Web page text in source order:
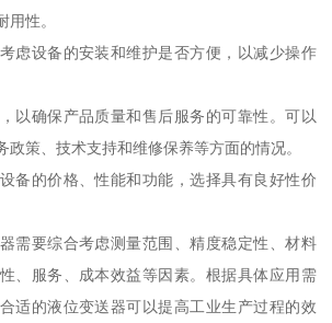
性。
虑设备的安装和维护是否方便，以减少操作
以确保产品质量和售后服务的可靠性。可以
政策、技术支持和维修保养等方面的情况。
备的价格、性能和功能，选择具有良好性价
需要综合考虑测量范围、精度稳定性、材料
、服务、成本效益等因素。根据具体应用需
适的液位变送器可以提高工业生产过程的效